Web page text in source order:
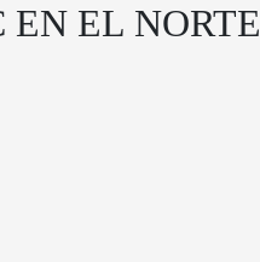
EN EL NORTE